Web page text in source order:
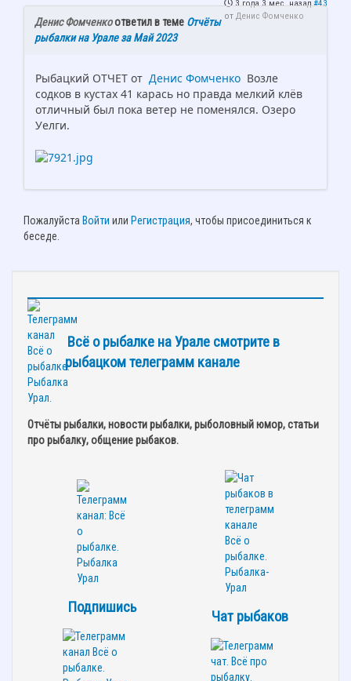
3 года 3 мес. назад #43
от Денис Фомченко
Денис Фомченкоответил в теме Отчёты
рыбалки на Урале за Май 2023
Рыбацкий ОТЧЕТ от Денис Фомченко Возле
содков в кустах 41 карась но правда мелкий клёв
отличный был пока ветер не поменялся. Озеро
Уелги.
Пожалуйста Войти или Регистрация, чтобы присоединиться к
беседе.
Всё о рыбалке на Урале смотрите в
рыбацком телеграмм канале
Отчёты рыбалки, новости рыбалки, рыболовный юмор, статьи
про рыбалку, общение рыбаков.
Подпишись
Чат рыбаков